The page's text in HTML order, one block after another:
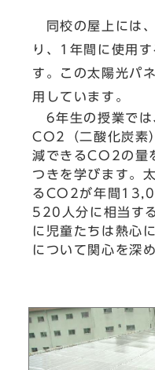
同校の屋上には
り、1年間に使用
す。この太陽光パ
用しています。
6年生の授業では
CO2（二酸化炭素
減できるCO2の量
つきを学びます。
るCO2が年間
520人分に相当す
に児童たちは熱心
について関心を深